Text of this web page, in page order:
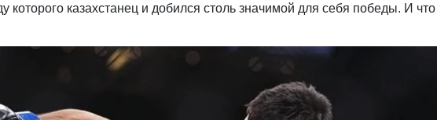
которого казахстанец и добился столь значимой для себя победы. И что